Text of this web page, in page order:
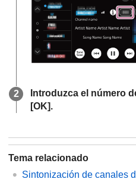
Introduzca el número
[OK].
Tema relacionado
Sintonización de canales